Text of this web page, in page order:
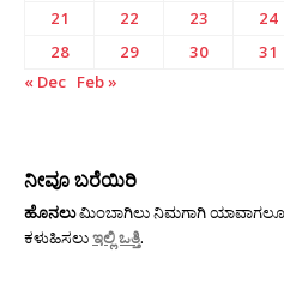
21
22 23 24
28
29 30
31
« Dec Feb »
ನೀವೂ ಬರೆಯಿರಿ
ಹೊನಲುಮಿಂಬಾಗಿಲು ನಿಮಗಾಗಿ ಯಾವಾಗಲೂ
ಕಳುಹಿಸಲುಇಲ್ಲಿ ಒತ್ತಿ.